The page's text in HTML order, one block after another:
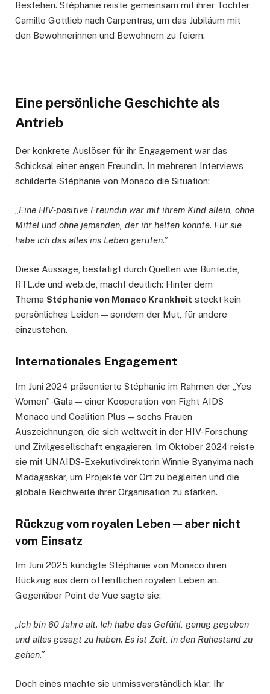
Bestehen. Stéphanie reiste gemeinsam mit ihrer Tochter
Camille Gottlieb nach Carpentras, um das Jubiläum mit
den Bewohnerinnen und Bewohnern zu feiern.
Eine persönliche Geschichte als
Antrieb
Der konkrete Auslöser für ihr Engagement war das
Schicksal einer engen Freundin. In mehreren Interviews
schilderte Stéphanie von Monaco die Situation:
„Eine HIV-positive Freundin war mit ihrem Kind allein, ohne
Mittel und ohne jemanden, der ihr helfen konnte. Für sie
habe ich das alles ins Leben gerufen.”
Diese Aussage, bestätigt durch Quellen wie Bunte.de,
RTL.de und web.de, macht deutlich: Hinter dem
Thema Stéphanie von Monaco Krankheit steckt kein
persönliches Leiden — sondern der Mut, für andere
einzustehen.
Internationales Engagement
Im Juni 2024 präsentierte Stéphanie im Rahmen der „Yes
Women”-Gala — einer Kooperation von Fight AIDS
Monaco und Coalition Plus — sechs Frauen
Auszeichnungen, die sich weltweit in der HIV-Forschung
und Zivilgesellschaft engagieren. Im Oktober 2024 reiste
sie mit UNAIDS-Exekutivdirektorin Winnie Byanyima nach
Madagaskar, um Projekte vor Ort zu begleiten und die
globale Reichweite ihrer Organisation zu stärken.
Rückzug vom royalen Leben — aber nicht
vom Einsatz
Im Juni 2025 kündigte Stéphanie von Monaco ihren
Rückzug aus dem öffentlichen royalen Leben an.
Gegenüber Point de Vue sagte sie:
„Ich bin 60 Jahre alt. Ich habe das Gefühl, genug gegeben
und alles gesagt zu haben. Es ist Zeit, in den Ruhestand zu
gehen.”
Doch eines machte sie unmissverständlich klar: Ihr